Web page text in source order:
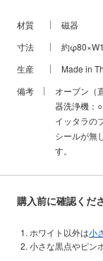
材質
磁器
寸法
約
生産
Made in
備考
オーブン（
器洗浄機：○
イッタラの
シールが無
す。
購入前に確認くだ
ホワイト以外は小
小さな黒点やピン